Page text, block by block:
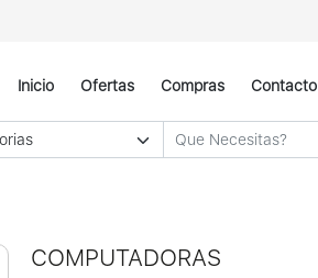
Inicio Ofertas Compras Contacto
COMPUTADORAS